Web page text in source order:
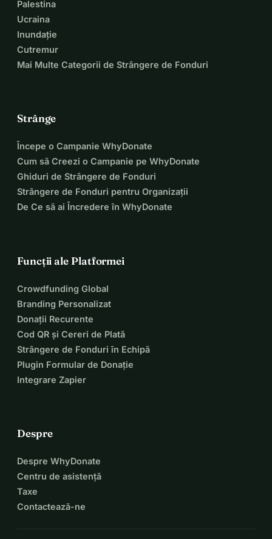
Palestina
Ucraina
Inundație
Cutremur
Mai Multe Categorii de Strângere de Fonduri
Strânge
Începe o Campanie WhyDonate
Cum să Creezi o Campanie pe WhyDonate
Ghiduri de Strângere de Fonduri
Strângere de Fonduri pentru Organizații
De Ce să ai Încredere în WhyDonate
Funcții ale Platformei
Crowdfunding Global
Branding Personalizat
Donații Recurente
Cod QR și Cereri de Plată
Strângere de Fonduri în Echipă
Plugin Formular de Donație
Integrare Zapier
Despre
Despre WhyDonate
Centru de asistență
Taxe
Contactează-ne